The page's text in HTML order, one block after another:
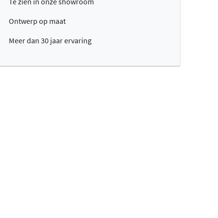
Ontwerp op maat
Meer dan 30 jaar ervaring